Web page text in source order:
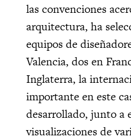
las convenciones
arquitectura, ha
equipos de
Valencia, dos en
Inglaterra, la
importante en este
desarrollado, junto a
visualizaciones de